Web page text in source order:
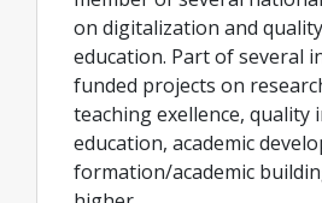
on digitalization and
education. Part of several
funded projects on
teaching exellence, quality
education, academic
formation/academic